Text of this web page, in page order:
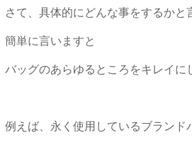
さて、具体的にどんな事をするかと
簡単に言いますと
バッグのあらゆるところをキレイに
例えば、永く使用しているブランド